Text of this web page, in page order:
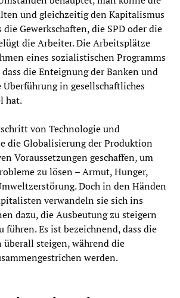
und gleichzeitig den Kapitalismus
Gewerkschaften, die SPD oder die
die Arbeiter. Die Arbeitsplätze
eines sozialistischen Programms
die Enteignung der Banken und
in gesellschaftliches
hat.
von Technologie und
die Globalisierung der Produktion
Voraussetzungen geschaffen, um
zu lösen – Armut, Hunger,
Doch in den Händen
verwandeln sie sich ins
dazu, die Ausbeutung zu steigern
führen. Es ist bezeichnend, dass die
überall steigen, während die
werden.